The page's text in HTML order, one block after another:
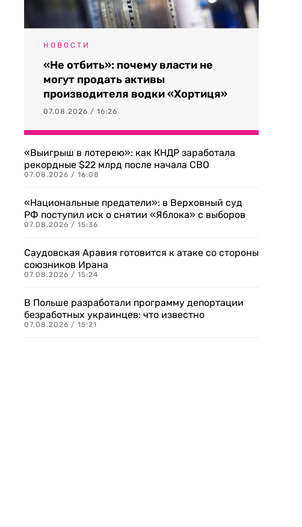
НОВОСТИ
«Не отбить»: почему власти не
могут продать активы
производителя водки «Хортиця»
07.08.2026 / 16:26
«Выигрыш в лотерею»: как КНДР заработала
рекордные $22 млрд после начала СВО
07.08.2026 / 16:08
«Национальные предатели»: в Верховный суд
РФ поступил иск о снятии «Яблока» с выборов
07.08.2026 / 15:36
Саудовская Аравия готовится к атаке со стороны
союзников Ирана
07.08.2026 / 15:24
В Польше разработали программу депортации
безработных украинцев: что известно
07.08.2026 / 15:21